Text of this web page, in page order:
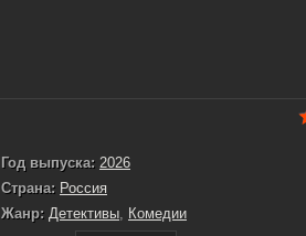
Год выпуска: 2026
Страна: Россия
Жанр: Детективы, Комедии